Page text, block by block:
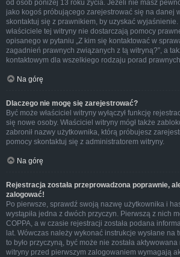
od osób poniżej 13 roku życia. Jeżeli nie masz
jako kogoś próbującego zarejestrować się na danej
skontaktuj się z prawnikiem, by uzyskać
właściciele tej witryny nie dostarczają pomocy
opisanego w pytaniu „Z kim się kontaktować w
zagadnień prawnych związanych z tą witryną?”, a
kontaktowym dla wszelkiego rodzaju porad
Na górę
Dlaczego nie mogę się zarejestrować?
Być może właściciel witryny wyłączył funkcję
się nowe osoby. Właściciel witryny mógł także
zabronił nazwy użytkownika, którą próbujesz
pomocy skontaktuj się z administratorem witryny.
Na górę
Rejestracja została przeprowadzona poprawnie,
zalogować!
Po pierwsze, sprawdź swoją nazwę użytkownika i
wystąpiła jedna z dwóch przyczyn. Pierwszą z nich
COPPA, a w czasie rejestracji została podana
lat. Wówczas należy wykonać instrukcje wysłane na
to było przyczyną, być może nie została
witryny przed pierwszym zalogowaniem wymagają